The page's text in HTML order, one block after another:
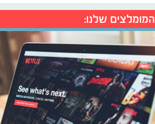
המומלצים שלנו: